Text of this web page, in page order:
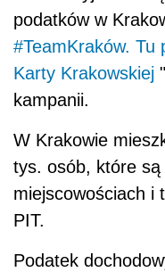
podatków w
#TeamKraków. Tu
Karty Krakowskiej
kampanii.
W Krakowie
tys. osób, które są
miejscowościach i
PIT.
Podatek